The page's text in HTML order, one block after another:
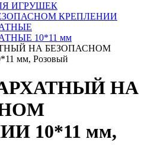
ИГРУШЕК
КРЕПЛЕНИИ
10*11 мм
НА БЕЗОПАСНОМ
мм, Розовый
НА
10*11 мм,